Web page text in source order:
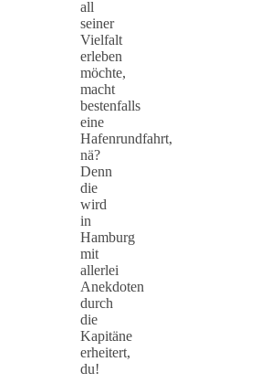
all
seiner
Vielfalt
erleben
möchte,
macht
bestenfalls
eine
Hafenrundfahrt,
nä?
Denn
die
wird
in
Hamburg
mit
allerlei
Anekdoten
durch
die
Kapitäne
erheitert,
du!